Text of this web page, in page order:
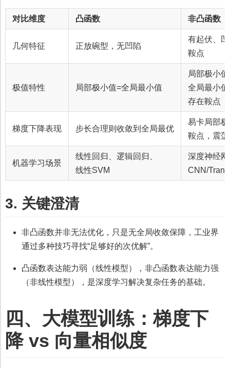
对比维度 凸函数 非凸函数
几何特征 正放碗型，无凹陷
有起伏、
鞍点
极值特性 局部极小值=全局最小值
局部极小
全局最小
存在鞍点
梯度下降表现 步长合理则收敛到全局最优
易卡局部
鞍点，震
机器学习场景
线性回归、逻辑回归、
线性SVM
深度神经
CNN/
3. 关键澄清
非凸函数并非无法优化，只是无全局收敛保障，工业界
通过多种技巧寻找“足够好的次优解”。
凸函数表达能力弱（线性模型），非凸函数表达能力强
（非线性模型），是深度学习解决复杂任务的基础。
四、大模型训练：梯度下
降 vs 向量相似度